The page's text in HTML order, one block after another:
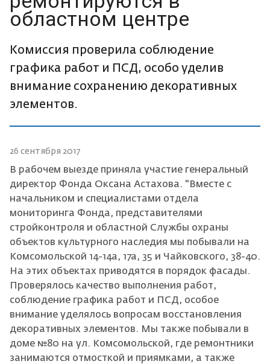
областном центре
Комиссия проверила соблюдение
графика работ и ПСД, особо уделив
внимание сохранению декоративных
элементов.
26 сентября 2017
В рабочем выезде приняла участие генеральный
директор Фонда Оксана Астахова. "Вместе с
начальником и специалистами отдела
мониторинга Фонда, представителями
стройконтроля и областной Службы охраны
объектов культурного наследия мы побывали на
Комсомольской 14-14а, 17а, 35 и Чайковского, 38-40.
На этих объектах приводятся в порядок фасады.
Проверялось качество выполнения работ,
соблюдение графика работ и ПСД, особое
внимание уделялось вопросам восстановления
декоративных элементов. Мы также побывали в
доме №80 на ул. Комсомольской, где ремонтники
занимаются отмосткой и приямками, а также